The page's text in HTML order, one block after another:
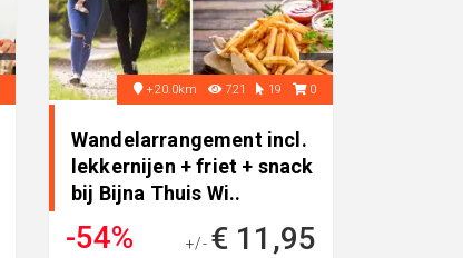
+20.0km 721 19 0
Wandelarrangement incl.
lekkernijen + friet + snack
bij Bijna Thuis Wi..
-54% +/- € 11,95